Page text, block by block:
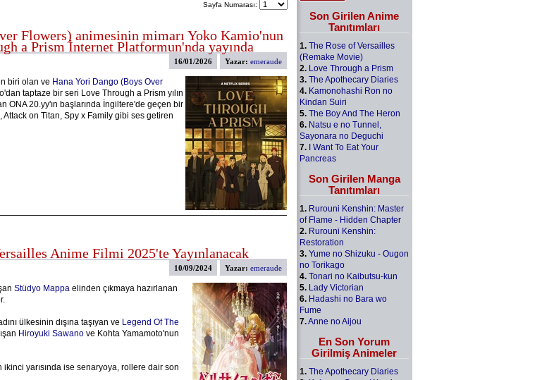
Sayfa Numarası:
Flowers) animesinin mimarı Yoko Kamio'nun
a Prism İnternet Platformun'nda yayında
Yazar: emeraude
16/01/2026
biri olan ve Hana Yori Dango (Boys Over
taptaze bir seri Love Through a Prism yılın
ONA 20.yy'ın başlarında İngiltere'de geçen bir
on Titan, Spy x Family gibi ses getiren
Anime Filmi 2025'te Yayınlanacak
Yazar: emeraude
10/09/2024
Stüdyo Mappaelinden çıkmaya hazırlanan
ülkesinin dışına taşıyan ve Legend Of The
Hiroyuki Sawanove Kohta Yamamoto'nun
yarısında ise senaryoya, rollere dair son
Son Girilen Anime
Tanıtımları
1. The Rose of Versailles
(Remake Movie)
2. Love Through a Prism
3. The Apothecary Diaries
4. Kamonohashi Ron no
Kindan Suiri
5. The Boy And The Heron
6. Natsu e no Tunnel,
Sayonara no Deguchi
7. I Want To Eat Your
Pancreas
Son Girilen Manga
Tanıtımları
1. Rurouni Kenshin: Master
of Flame - Hidden Chapter
2. Rurouni Kenshin:
Restoration
3. Yume no Shizuku - Ougon
no Torikago
4. Tonari no Kaibutsu-kun
5. Lady Victorian
6. Hadashi no Bara wo
Fume
7.Anne no Aijou
En Son Yorum
Girilmiş Animeler
1. The Apothecary Diaries